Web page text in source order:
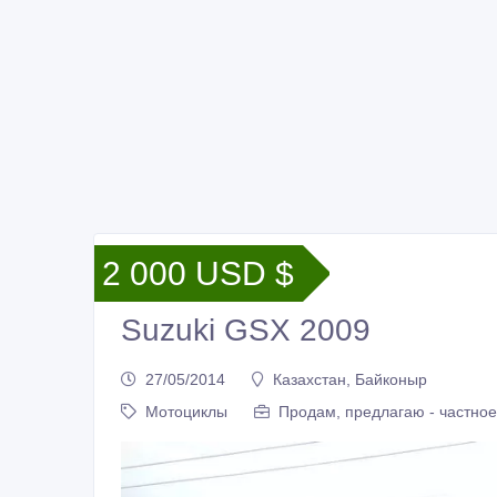
2 000 USD $
Suzuki GSX 2009
27/05/2014
Казахстан, Байконыр
Мотоциклы
Продам, предлагаю -